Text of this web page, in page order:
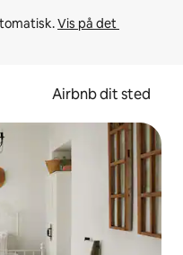
Vis på det
Airbnb dit sted